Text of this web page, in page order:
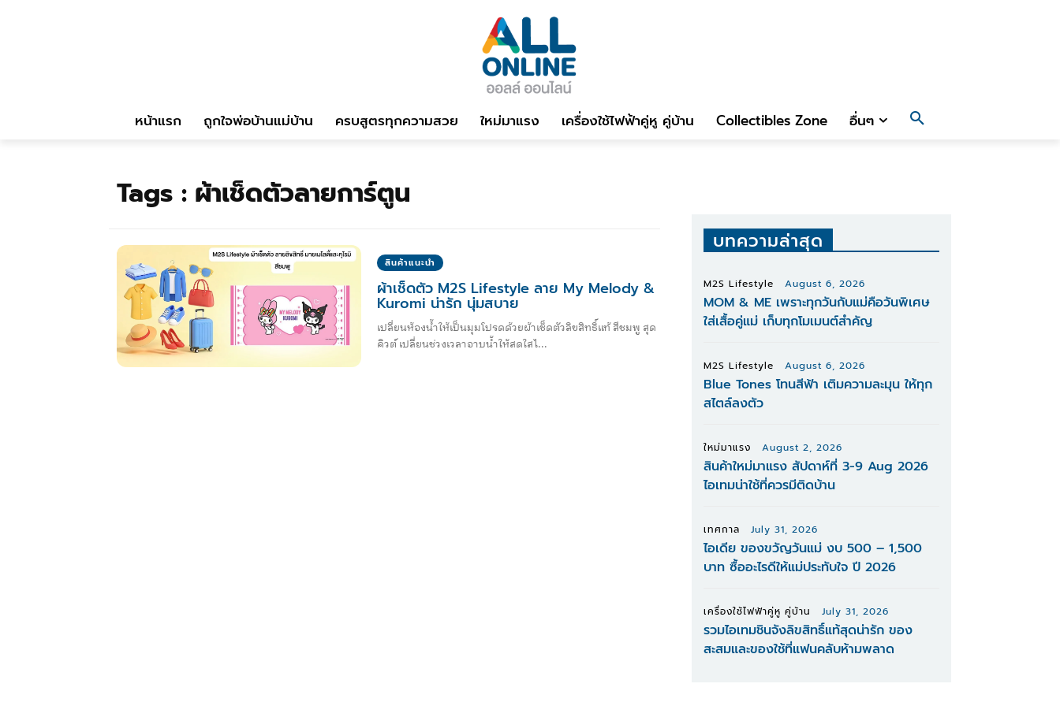
หน้าแรก ถูกใจพ่อบ้านแม่บ้าน ครบสูตรทุกความสวย ใหม่มาแรง เครื่องใช้ไฟฟ้าคู่หู คู่บ้าน Collectibles Zone อื่นๆ
Tags : ผ้าเช็ดตัวลายการ์ตูน
สินค้าแนะนำ
ผ้าเช็ดตัว M2S Lifestyle ลาย My Melody &
Kuromi น่ารัก นุ่มสบาย
เปลี่ยนห้องน้ำให้เป็นมุมโปรดด้วยผ้าเช็ดตัวลิขสิทธิ์แท้ สีชมพู สุด
คิวต์ เปลี่ยนช่วงเวลาอาบน้ำให้สดใสไ...
บทความล่าสุด
M2S Lifestyle August 6, 2026
MOM & ME เพราะทุกวันกับแม่คือวันพิเศษ
ใส่เสื้อคู่แม่ เก็บทุกโมเมนต์สำคัญ
M2S Lifestyle August 6, 2026
Blue Tones โทนสีฟ้า เติมความละมุน ให้ทุก
สไตล์ลงตัว
ใหม่มาแรง August 2, 2026
สินค้าใหม่มาแรง สัปดาห์ที่ 3-9 Aug 2026
ไอเทมน่าใช้ที่ควรมีติดบ้าน
เทศกาล July 31, 2026
ไอเดีย ของขวัญวันแม่ งบ 500 – 1,500
บาท ซื้ออะไรดีให้แม่ประทับใจ ปี 2026
เครื่องใช้ไฟฟ้าคู่หู คู่บ้าน July 31, 2026
รวมไอเทมชินจังลิขสิทธิ์แท้สุดน่ารัก ของ
สะสมและของใช้ที่แฟนคลับห้ามพลาด